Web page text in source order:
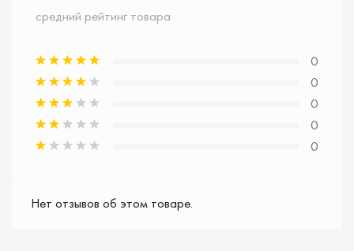
средний рейтинг товара
0
0
0
0
0
Нет отзывов об этом товаре.